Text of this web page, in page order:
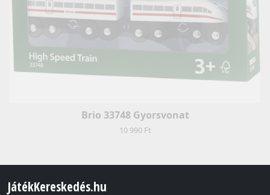
Brio 33748 Gyorsvonat
10 990 Ft
JátékKereskedés.hu